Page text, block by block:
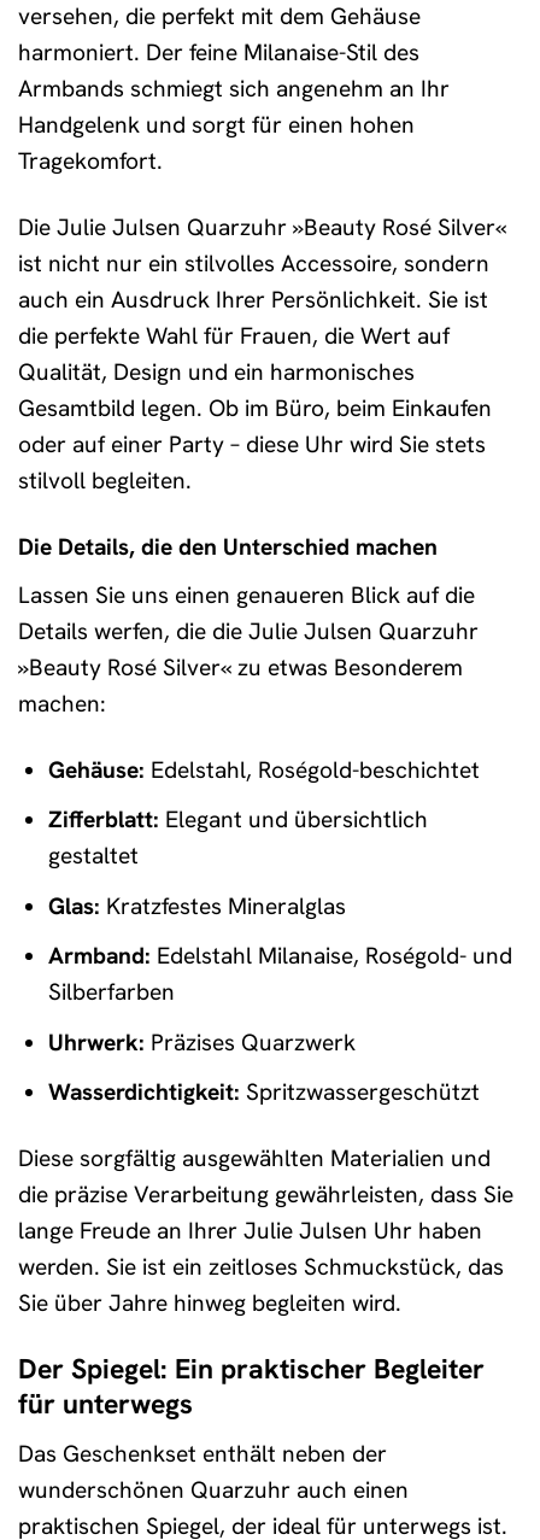
versehen, die perfekt mit dem Gehäuse
harmoniert. Der feine Milanaise-Stil des
Armbands schmiegt sich angenehm an Ihr
Handgelenk und sorgt für einen hohen
Tragekomfort.
Die Julie Julsen Quarzuhr »Beauty Rosé Silver«
ist nicht nur ein stilvolles Accessoire, sondern
auch ein Ausdruck Ihrer Persönlichkeit. Sie ist
die perfekte Wahl für Frauen, die Wert auf
Qualität, Design und ein harmonisches
Gesamtbild legen. Ob im Büro, beim Einkaufen
oder auf einer Party – diese Uhr wird Sie stets
stilvoll begleiten.
Die Details, die den Unterschied machen
Lassen Sie uns einen genaueren Blick auf die
Details werfen, die die Julie Julsen Quarzuhr
»Beauty Rosé Silver« zu etwas Besonderem
machen:
Gehäuse: Edelstahl, Roségold-beschichtet
Zifferblatt: Elegant und übersichtlich
gestaltet
Glas: Kratzfestes Mineralglas
Armband: Edelstahl Milanaise, Roségold- und
Silberfarben
Uhrwerk: Präzises Quarzwerk
Wasserdichtigkeit: Spritzwassergeschützt
Diese sorgfältig ausgewählten Materialien und
die präzise Verarbeitung gewährleisten, dass Sie
lange Freude an Ihrer Julie Julsen Uhr haben
werden. Sie ist ein zeitloses Schmuckstück, das
Sie über Jahre hinweg begleiten wird.
Der Spiegel: Ein praktischer Begleiter
für unterwegs
Das Geschenkset enthält neben der
wunderschönen Quarzuhr auch einen
praktischen Spiegel, der ideal für unterwegs ist.